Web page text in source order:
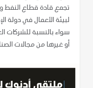
تجمع قادة قطاع النفط
لبيئة الأعمال في دولة
سواء بالنسبة للشركات
أو غيرها من مجالات